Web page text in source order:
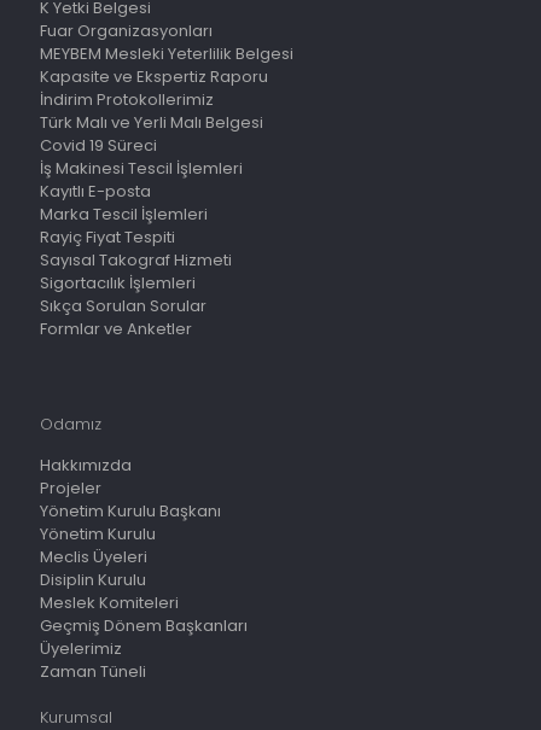
K Yetki Belgesi
Fuar Organizasyonları
MEYBEM Mesleki Yeterlilik Belgesi
Kapasite ve Ekspertiz Raporu
İndirim Protokollerimiz
Türk Malı ve Yerli Malı Belgesi
Covid 19 Süreci
İş Makinesi Tescil İşlemleri
Kayıtlı E-posta
Marka Tescil İşlemleri
Rayiç Fiyat Tespiti
Sayısal Takograf Hizmeti
Sigortacılık İşlemleri
Sıkça Sorulan Sorular
Formlar ve Anketler
Odamız
Hakkımızda
Projeler
Yönetim Kurulu Başkanı
Yönetim Kurulu
Meclis Üyeleri
Disiplin Kurulu
Meslek Komiteleri
Geçmiş Dönem Başkanları
Üyelerimiz
Zaman Tüneli
Kurumsal